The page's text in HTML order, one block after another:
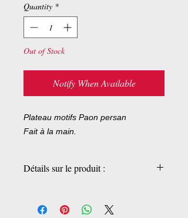
Quantity *
Out of Stock
Notify When Available
Plateau motifs Paon persan
Fait à la main.
Détails sur le produit :
31x21